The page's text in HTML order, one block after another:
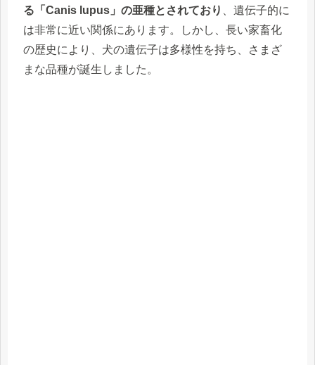
る「Canis lupus」の亜種とされており
、遺伝子的に
は非常に近い関係にあります。しかし、長い家畜化
の歴史により、犬の遺伝子は多様性を持ち、さまざ
まな品種が誕生しました。